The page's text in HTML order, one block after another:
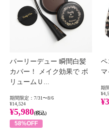
パーリーデュー 瞬間白髪
カバー！ メイク効果で ボ
リュームＵ...
期間限定：7/31〜8/6
¥14,524
¥5,980(税込)
58%OFF
ペ
期